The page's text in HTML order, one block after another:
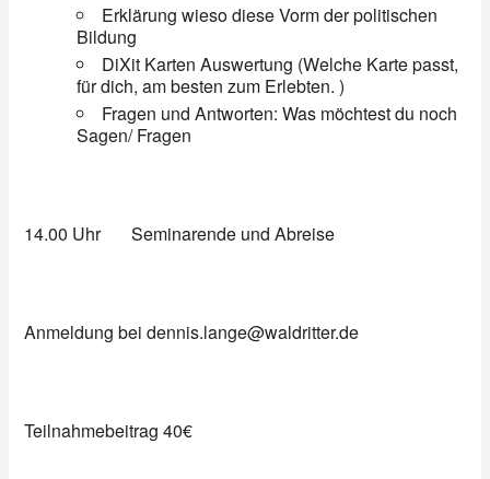
Erklärung wieso diese Vorm der politischen
Bildung
DiXit Karten Auswertung (Welche Karte passt,
für dich, am besten zum Erlebten. )
Fragen und Antworten: Was möchtest du noch
Sagen/ Fragen
14.00 UhrSeminarende und Abreise
Anmeldung bei dennis.lange@waldritter.de
Teilnahmebeitrag 40€